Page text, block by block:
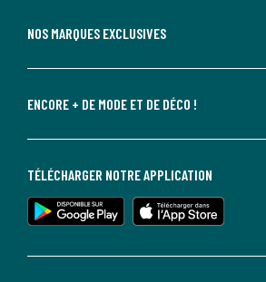
NOS MARQUES EXCLUSIVES
ENCORE + DE MODE ET DE DÉCO !
TÉLÉCHARGER NOTRE APPLICATION